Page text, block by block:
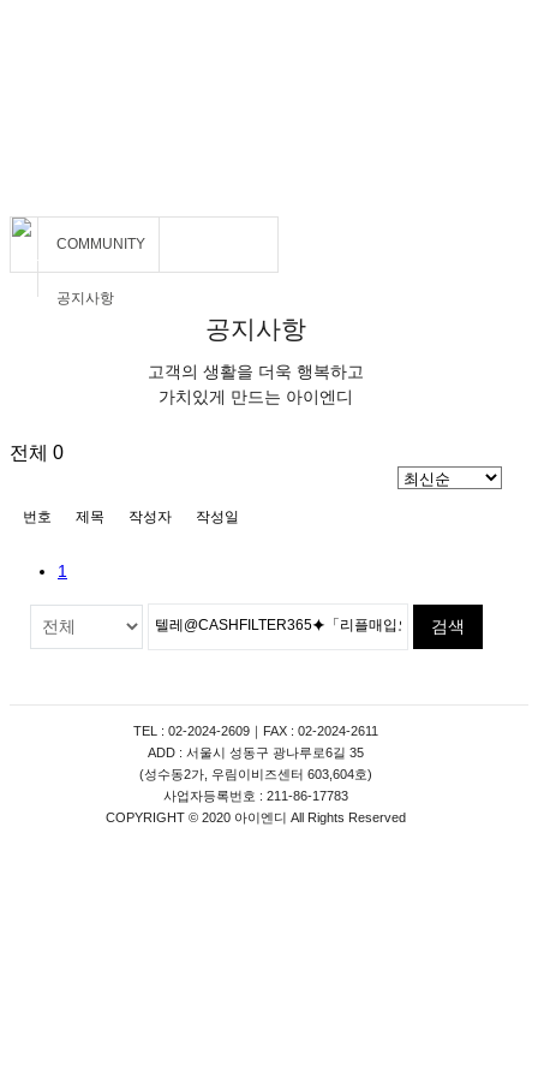
COMMUNITY
공지사항
공지사항
고객의 생활을 더욱 행복하고
가치있게 만드는 아이엔디
전체 0
번호 제목 작성자 작성일
1
검색
TEL : 02-2024-2609｜FAX : 02-2024-2611
ADD : 서울시 성동구 광나루로6길 35
(성수동2가, 우림이비즈센터 603,604호)
사업자등록번호 : 211-86-17783
COPYRIGHT © 2020 아이엔디 All Rights Reserved